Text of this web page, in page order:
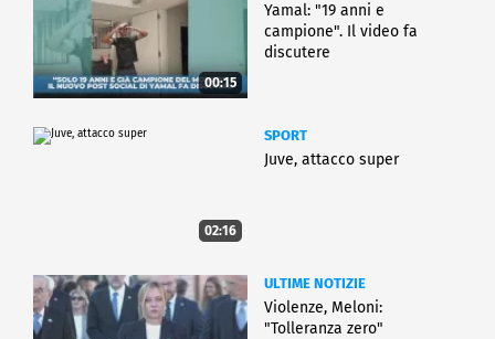
00:15
Yamal: "19 anni e
campione". Il video fa
discutere
02:16
SPORT
Juve, attacco super
ULTIME NOTIZIE
Violenze, Meloni:
"Tolleranza zero"